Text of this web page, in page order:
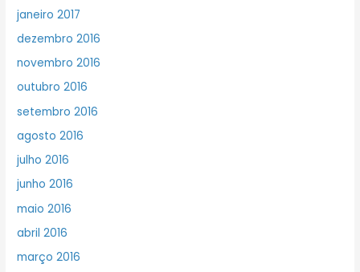
janeiro 2017
dezembro 2016
novembro 2016
outubro 2016
setembro 2016
agosto 2016
julho 2016
junho 2016
maio 2016
abril 2016
março 2016